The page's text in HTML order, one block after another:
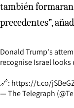
también
precedentes”,
Donald Trump's
recognise Israel
🔗: https://t.co/
— The Telegraph